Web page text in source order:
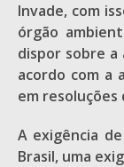
Invade, com
órgão
dispor sobre a
acordo com a
em resoluções
A exigência
Brasil, uma